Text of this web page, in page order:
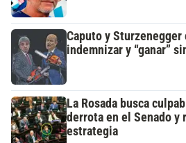
Caputo y Sturzenegger
indemnizar y “ganar”
La Rosada busca
derrota en el Senado y
estrategia